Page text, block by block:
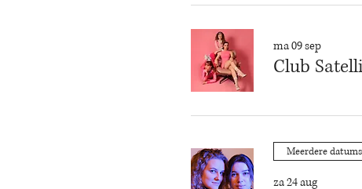
ma 09 sep
Club
Meerdere datums
za 24 aug